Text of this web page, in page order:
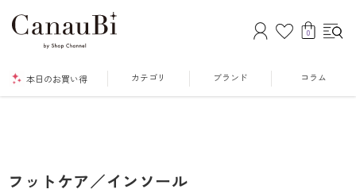
0
本日のお買い得 カテゴリ ブランド コラム
フットケア／インソール